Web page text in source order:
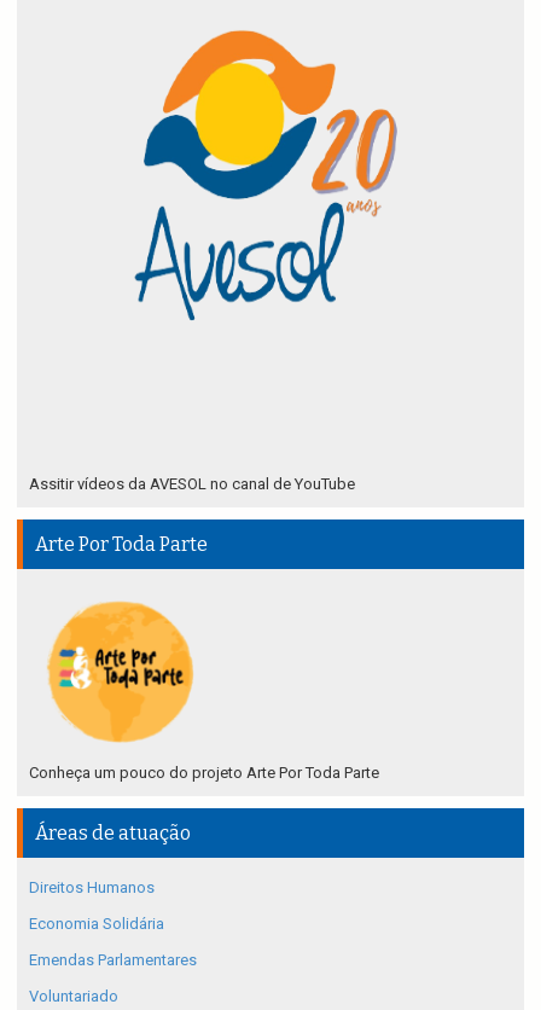
Assitir vídeos da AVESOL no canal de YouTube
Arte Por Toda Parte
Conheça um pouco do projeto Arte Por Toda Parte
Áreas de atuação
Direitos Humanos
Economia Solidária
Emendas Parlamentares
Voluntariado